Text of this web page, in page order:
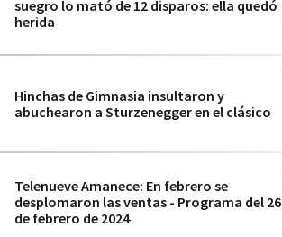
suegro lo mató de 12 disparos: ella quedó
herida
Hinchas de Gimnasia insultaron y
abuchearon a Sturzenegger en el clásico
Telenueve Amanece: En febrero se
desplomaron las ventas - Programa del 26
de febrero de 2024